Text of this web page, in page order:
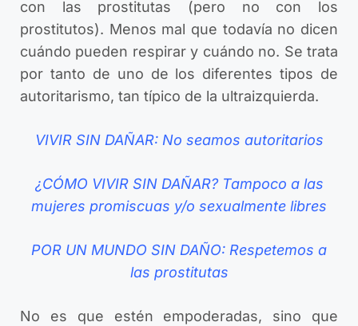
con las prostitutas (pero no con los
prostitutos). Menos mal que todavía no dicen
cuándo pueden respirar y cuándo no. Se trata
por tanto de uno de los diferentes tipos de
autoritarismo, tan típico de la ultraizquierda.
VIVIR SIN DAÑAR: No seamos autoritarios
¿CÓMO VIVIR SIN DAÑAR? Tampoco a las
mujeres promiscuas y/o sexualmente libres
POR UN MUNDO SIN DAÑO: Respetemos a
las prostitutas
No es que estén empoderadas, sino que